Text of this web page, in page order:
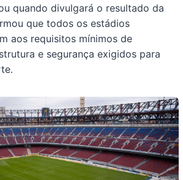
quando divulgará o resultado da
que todos os estádios
aos requisitos mínimos de
e segurança exigidos para